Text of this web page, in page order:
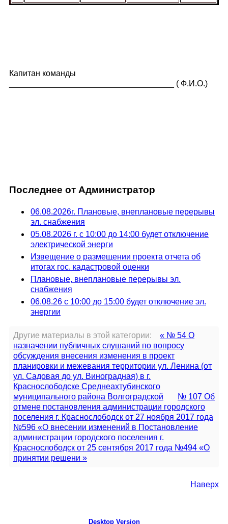
Капитан команды
____________________________________ ( Ф.И.О.)
Последнее от Администратор
06.08.2026г. Плановые, внеплановые перерывы
эл. снабжения
05.08.2026 г. с 10:00 до 14:00 будет отключение
электрической энерги
Извещение о размещении проекта отчета об
итогах гос. кадастровой оценки
Плановые, внеплановые перерывы эл.
снабжения
06.08.26 с 10:00 до 15:00 будет отключение эл.
энергии
Другие материалы в этой категории:
« № 54 О
назначении публичных слушаний по вопросу
обсуждения внесения изменения в проект
планировки и межевания территории ул. Ленина (от
ул. Садовая до ул. Виноградная) в г.
Краснослободске Среднеахтубинского
муниципального района Волгоградской
№ 107 Об
отмене постановления администрации городского
поселения г. Краснослободск от 27 ноября 2017 года
№596 «О внесении изменений в Постановление
администрации городского поселения г.
Краснослободск от 25 сентября 2017 года №494 «О
принятии решени »
Наверх
Desktop Version